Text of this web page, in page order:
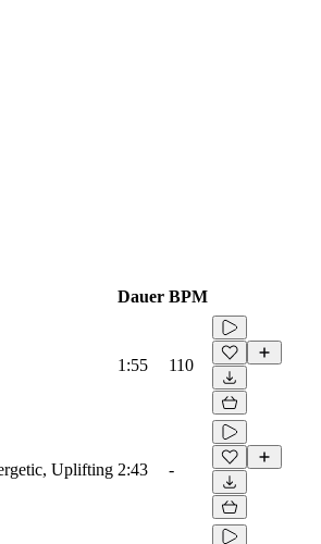
Dauer BPM
1:55 110
Uplifting 2:43 -